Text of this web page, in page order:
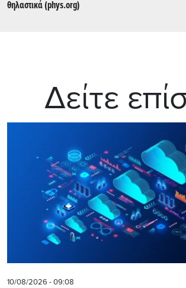
θηλαστικά (phys.org)
Δείτε
10/08/2026 - 09:08